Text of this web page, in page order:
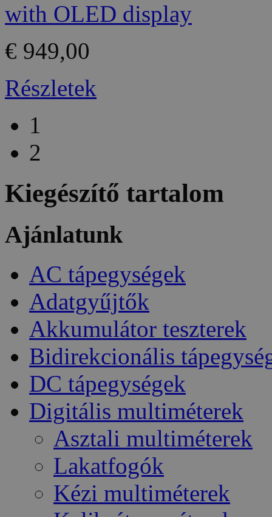
€ 949,00
Részletek
1
2
Kiegészítő tartalom
Ajánlatunk
AC tápegységek
Adatgyűjtők
Akkumulátor teszterek
Bidirekcionális
DC tápegységek
Digitális multiméterek
Asztali multiméterek
Lakatfogók
Kézi multiméterek